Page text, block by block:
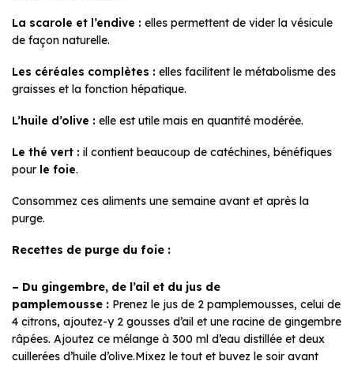
La scarole et l’endive : elles permettent de vider la vésicule
de façon naturelle.
Les céréales complètes : elles facilitent le métabolisme des
graisses et la fonction hépatique.
L’huile d’olive : elle est utile mais en quantité modérée.
Le thé vert : il contient beaucoup de catéchines, bénéfiques
pour le foie.
Consommez ces aliments une semaine avant et après la
purge.
Recettes de purge du foie :
– Du gingembre, de l’ail et du jus de
pamplemousse : Prenez le jus de 2 pamplemousses, celui de
4 citrons, ajoutez-y 2 gousses d’ail et une racine de gingembre
râpées. Ajoutez ce mélange à 300 ml d’eau distillée et deux
cuillerées d’huile d’olive.Mixez le tout et buvez le soir avant